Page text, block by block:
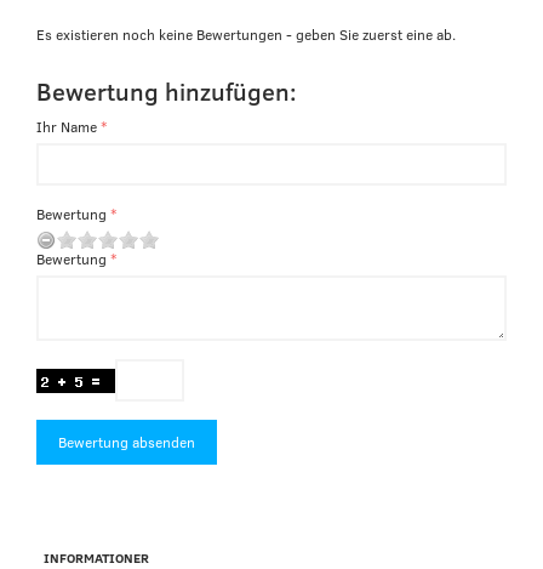
Es existieren noch keine Bewertungen - geben Sie zuerst eine ab.
Bewertung hinzufügen:
Ihr Name
Bewertung
Bewertung
Bewertung absenden
INFORMATIONER